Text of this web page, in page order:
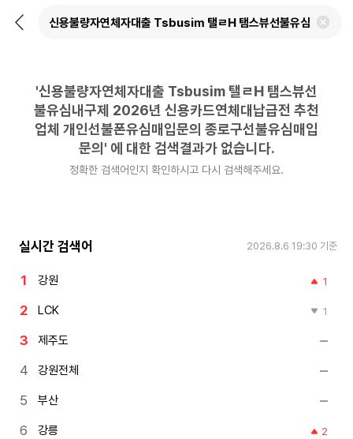
뒤
검
'신용불량자연체자대출 Tsbusim 탤ㄹH 탬스뷰선
불유심내구제 2026년 신용카드연체대납급전 추천
업체 개인선불폰유심매입문의 종로구선불유심매입
문의 ' 에 대한 검색결과가 없습니다.
정확한 검색어인지 확인하시고 다시 검색해주세요.
실시간 검색어 2026.8.6 19:30 기준
강원 1
LCK 1
제주도
강원전체
부산
강릉 2